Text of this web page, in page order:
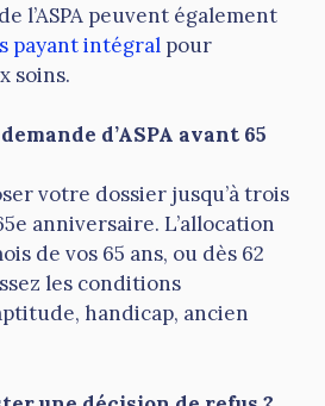
l’ASPA peuvent également
payant intégral pour
soins.
d’ASPA avant 65
votre dossier jusqu’à trois
anniversaire. L’allocation
de vos 65 ans, ou dès 62
les conditions
handicap, ancien